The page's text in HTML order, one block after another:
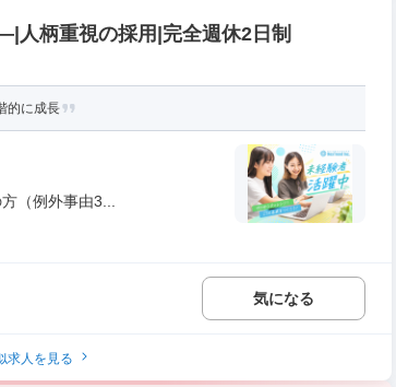
人柄重視の採用|完全週休2日制
的に成長
（例外事由3...
気になる
求人を見る